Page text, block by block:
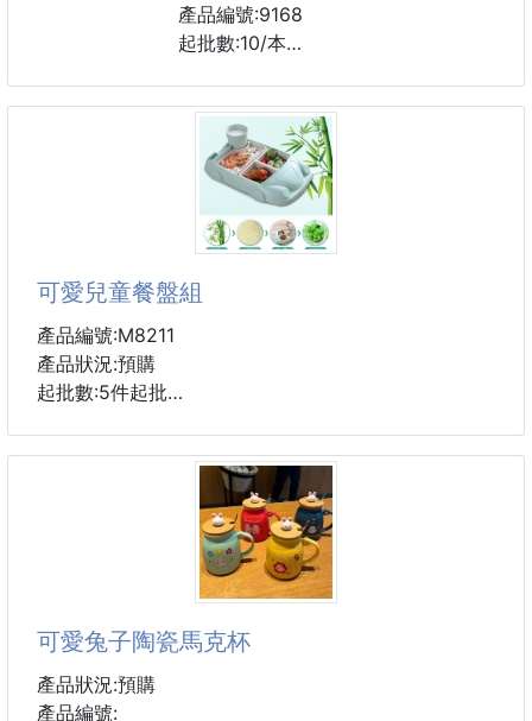
產品編號:9168
起批數:10/本
簍空卡通造型
尺寸15*16*7.5cm
可愛兒童餐盤組
產品編號:M8211
產品狀況:預購
起批數:5件起批
性要求高，所以竹纖維原料裡面沒有添加滑石粉，漂白
劑等化學成分，這也導致材質看起來不會像塑膠那麼亮
白，光滑，但是卻比塑膠的餐具健康，受熱（最高溫度
120度，因為是植物材料哦）也不會產生有害物質。
#汽車餐盤 #餐盤 #M8211 #兒童餐盤
可愛兔子陶瓷馬克杯
產品狀況:預購
產品編號: